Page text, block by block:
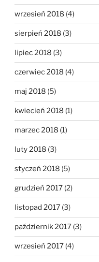
wrzesień 2018 (4)
sierpień 2018 (3)
lipiec 2018 (3)
czerwiec 2018 (4)
maj 2018 (5)
kwiecień 2018 (1)
marzec 2018 (1)
luty 2018 (3)
styczeń 2018 (5)
grudzień 2017 (2)
listopad 2017 (3)
październik 2017 (3)
wrzesień 2017 (4)